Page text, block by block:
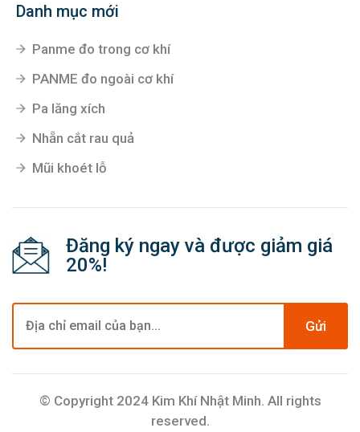
Danh mục mới
Panme đo trong cơ khí
PANME đo ngoài cơ khí
Pa lăng xích
Nhẵn cắt rau quả
Mũi khoét lỗ
Đăng ký ngay và được giảm giá
20%!
Gửi
© Copyright 2024 Kim Khí Nhật Minh. All rights
reserved.